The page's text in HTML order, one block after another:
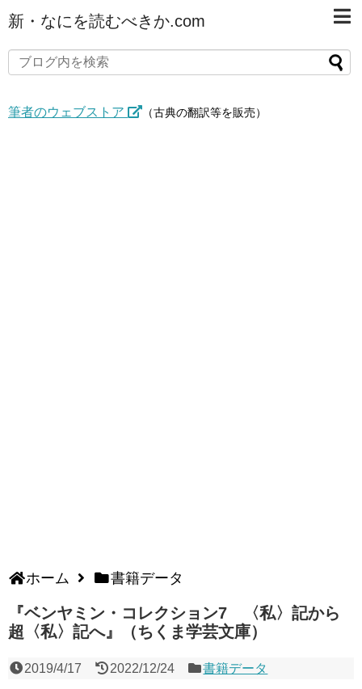
新・なにを読むべきか.com
筆者のウェブストア （古典の翻訳等を販売）
ホーム 書籍データ
『ベンヤミン・コレクション7 〈私〉記から
超〈私〉記へ』（ちくま学芸文庫）
2019/4/17 2022/12/24 書籍データ